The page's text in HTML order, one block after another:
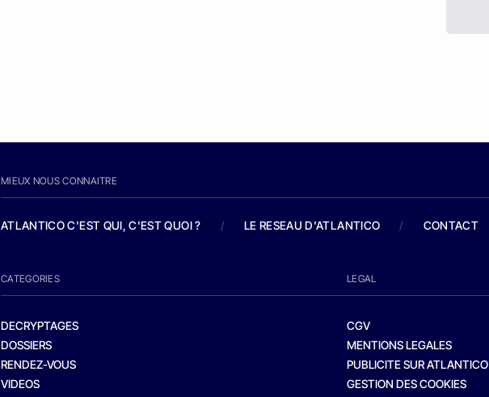
MIEUX NOUS CONNAITRE
ATLANTICO C'EST QUI, C'EST QUOI ? / LE RESEAU D'ATLANTICO / CONTACT
CATEGORIES
DECRYPTAGES
DOSSIERS
RENDEZ-VOUS
VIDEOS
LEGAL
CGV
MENTIONS LEGALES
PUBLICITE SUR ATLANTICO
GESTION DES COOKIES